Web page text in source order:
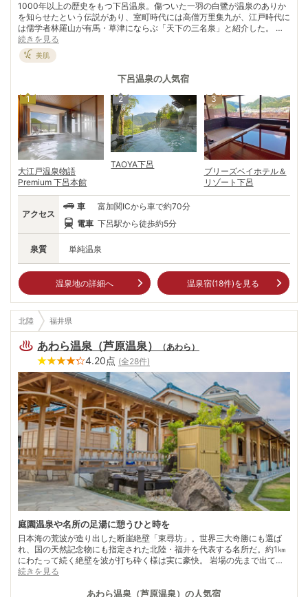
1000年以上の歴史をもつ下呂温泉。傷ついた一羽の白鷺が温泉のありか
を知らせたという伝説があり、室町時代には高僧万里集九が、江戸時代に
は儒学者林羅山が有馬・草津にならぶ「天下の三名泉」と紹介した。 昭
和49年に温泉資源の保護、安定供給のため温泉の集中管理を行い、加温
や加水せず、温泉を旅館などに供給している。源泉温度は最高84℃、共
有温度は55℃のアルカリ性単純温泉。ツルツルスベスベした肌触りから
別名「美人の湯」とも呼ばれている。 飛騨川を中心とした温泉街には湯
めぐりができる多数の施設があるので、「湯めぐり手形」を片手に散策を
楽しもう。地元スイーツや、名産の飛騨牛グルメの食べ歩きも楽しめる。
電車でのアクセスも良く、一年中観光客の絶えない温泉地だ。
続きを見る
美肌
下呂温泉の人気宿
1
大江戸温泉物語
Premium 下呂本館
2
TAOYA下呂
3
ブリーズベイホテル＆
リゾート下呂
泉質 単純温泉
アクセス
車
富加関ICから車で約70分
電車 下呂駅から徒歩約5分
温泉地の詳細へ 温泉宿(18件)を見る
北陸 福井県
あわら温泉（芦原温泉） （あわら ）
4.20点 (全28件)
庭園温泉や名所の足湯に憩うひと時を
日本海の荒波が造り出した断崖絶壁「東尋坊」。世界三大奇勝にも選ば
れ、国の天然記念物にも指定された北陸・福井を代表する名所だ。約1㎞
にわたって続く絶壁を波が打ち砕く様は実に豪快。 岩場の先まで出て下
を見下ろせば、あまりの高さと迫力に思わず足がすくむ。 その東尋坊か
近代的な設備を備えた規模の大きい宿は、広い敷地を利用して趣向を凝ら
続きを見る
あわら温泉（芦原温泉） の人気宿